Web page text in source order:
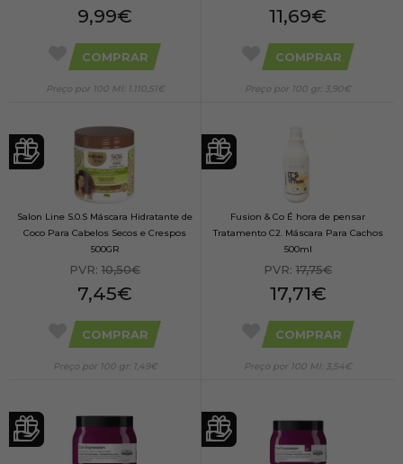
9,99€
COMPRAR
Preço por 100 Ml: 1.110,51€
11,69€
COMPRAR
Preço por 100 gr: 3,90€
Salon Line S.0.S Máscara Hidratante de
Coco Para Cabelos Secos e Crespos
500GR
PVR: 10,50€
7,45€
COMPRAR
Preço por 100 gr: 1,49€
Fusion & Co É hora de pensar
Tratamento C2. Máscara Para Cachos
500ml
PVR: 17,75€
17,71€
COMPRAR
Preço por 100 Ml: 3,54€